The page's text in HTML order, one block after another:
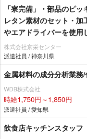
「寮完備」・部品のピ
レタン素材のセット・
エアドライバーを使用
査作業/即入寮/製造・工場
株式会社京栄センター
派遣社員 / 神奈川県
金属材料の成分分析業務
WDB株式会社
時給1,750円～1,850円
派遣社員 / 愛知県
飲食店キッチンスタッフ